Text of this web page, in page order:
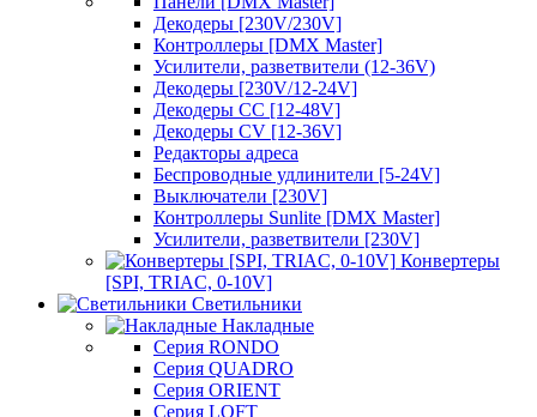
Декодеры [230V/230V]
Контроллеры [DMX Master]
Усилители, разветвители (12-36V)
Декодеры [230V/12-24V]
Декодеры CC [12-48V]
Декодеры CV [12-36V]
Редакторы адреса
Беспроводные удлинители [5-24V]
Выключатели [230V]
Контроллеры Sunlite [DMX Master]
Усилители, разветвители [230V]
Конвертеры
[SPI, TRIAC, 0-10V]
Светильники
Накладные
Серия RONDO
Серия QUADRO
Серия ORIENT
Серия LOFT